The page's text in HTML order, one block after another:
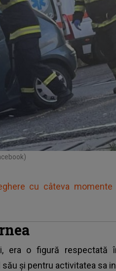
cu câteva momente
era o figură respectată
și pentru activitatea sa